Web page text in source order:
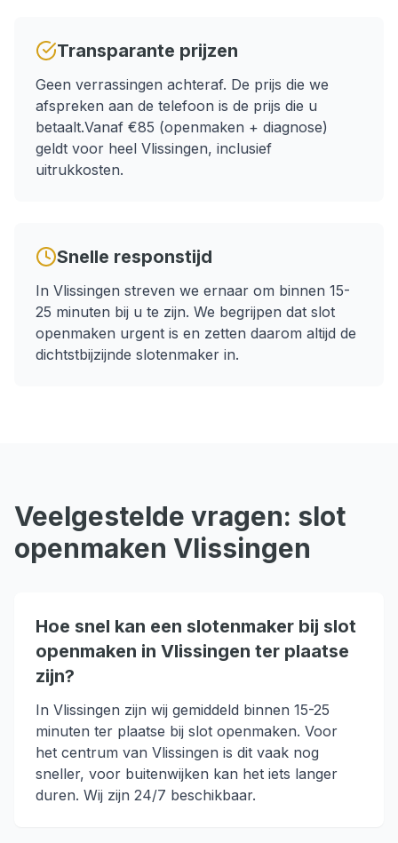
Transparante prijzen
Geen verrassingen achteraf. De prijs die we
afspreken aan de telefoon is de prijs die u
betaalt.Vanaf €85 (openmaken + diagnose)
geldt voor heel Vlissingen, inclusief
uitrukkosten.
Snelle responstijd
In Vlissingen streven we ernaar om binnen 15-
25 minuten bij u te zijn. We begrijpen dat slot
openmaken urgent is en zetten daarom altijd de
dichtstbijzijnde slotenmaker in.
Veelgestelde vragen: slot
openmaken Vlissingen
Hoe snel kan een slotenmaker bij slot
openmaken in Vlissingen ter plaatse
zijn?
In Vlissingen zijn wij gemiddeld binnen 15-25
minuten ter plaatse bij slot openmaken. Voor
het centrum van Vlissingen is dit vaak nog
sneller, voor buitenwijken kan het iets langer
duren. Wij zijn 24/7 beschikbaar.